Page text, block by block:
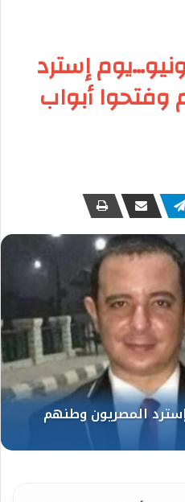
طواله: 30يونيو…يوم إسترد
أبواب